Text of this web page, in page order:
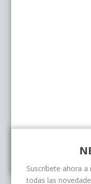
Suscríbete ahora
todas las